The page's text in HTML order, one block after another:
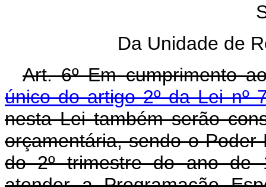
Da Unidade de
Art. 6º Em cumprimento
único do artigo 2º da Lei nº
nesta Lei também serão
orçamentária, sendo o
do 2º trimestre do ano de